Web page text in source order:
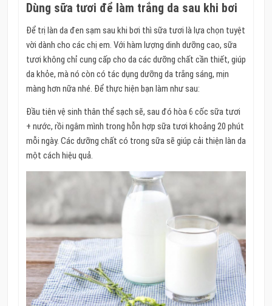
Dùng sữa tươi để làm trắng da sau khi bơi
Để trị làn da đen sạm sau khi bơi thì sữa tươi là lựa chọn tuyệt
vời dành cho các chị em. Với hàm lượng dinh dưỡng cao, sữa
tươi không chỉ cung cấp cho da các dưỡng chất cần thiết, giúp
da khỏe, mà nó còn có tác dụng dưỡng da trắng sáng, mịn
màng hơn nữa nhé. Để thực hiện bạn làm như sau:
Đầu tiên vệ sinh thân thể sạch sẽ, sau đó hòa 6 cốc sữa tươi
+ nước, rồi ngâm mình trong hỗn hợp sữa tươi khoảng 20 phút
mỗi ngày. Các dưỡng chất có trong sữa sẽ giúp cải thiện làn da
một cách hiệu quả.